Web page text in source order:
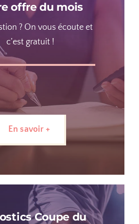
offre du mois
? On vous écoute et
c’est gratuit !
En savoir +
Coupe du